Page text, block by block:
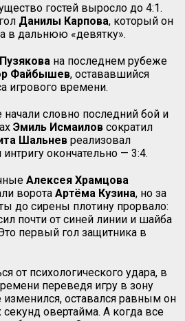
гостей выросло до 4:1.
Данилы Карпова, который он
в дальнюю «девятку».
на последнем рубеже
Файбышев, остававшийся
игрового времени.
начали словно последний бой и
Эмиль Исмаилов сократил
Шальнев реализовал
окончательно — 3:4.
Алексея Храмцова
ворота Артёма Кузина, но за
до сирены плотину прорвало:
почти от синей линии и шайба
первый гол защитника в
от психологического удара, в
переведя игру в зону
изменился, оставался равным он
овертайма. А когда все